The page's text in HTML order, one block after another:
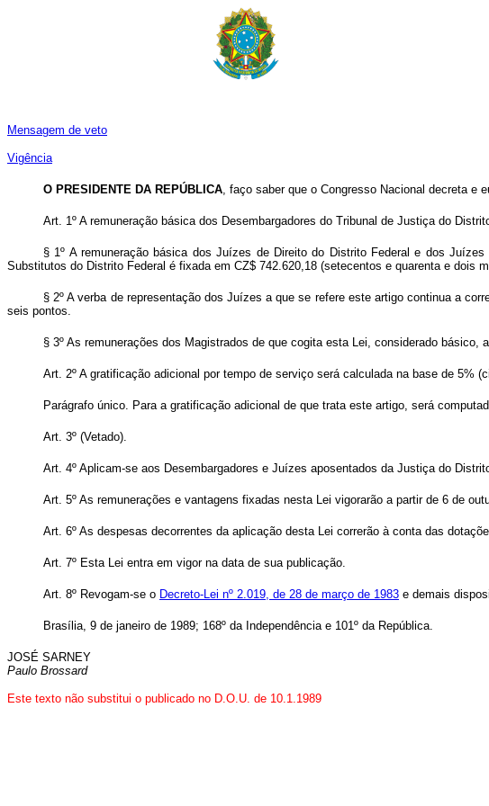
Mensagem de veto
Vigência
O PRESIDENTE DA REPÚBLICA, faço saber que o Congresso Nacional decreta e
Art. 1º A remuneração básica dos Desembargadores do Tribunal de Justiça do
§ 1º A remuneração básica dos Juízes de Direito do Distrito Federal e dos
Substitutos do Distrito Federal é fixada em CZ$ 742.620,18 (setecentos e quarenta e dois
§ 2º A verba de representação dos Juízes a que se refere este artigo continua a
seis pontos.
§ 3º As remunerações dos Magistrados de que cogita esta Lei, considerado
Art. 2º A gratificação adicional por tempo de serviço será calculada na base de 5%
Parágrafo único. Para a gratificação adicional de que trata este artigo, será
Art. 3º (Vetado).
Art. 4º Aplicam-se aos Desembargadores e Juízes aposentados da Justiça do
Art. 5º As remunerações e vantagens fixadas nesta Lei vigorarão a partir de 6 de
Art. 6º As despesas decorrentes da aplicação desta Lei correrão à conta das
Art. 7º Esta Lei entra em vigor na data de sua publicação.
Art. 8º Revogam-se o Decreto-Lei nº 2.019, de 28 de março de 1983 e demais
Brasília, 9 de janeiro de 1989; 168º da Independência e 101º da República.
JOSÉ SARNEY
Paulo Brossard
Este texto não substitui o publicado no D.O.U. de 10.1.1989